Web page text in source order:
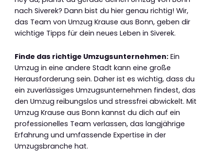
nach Siverek? Dann bist du hier genau richtig! Wir,
das Team von Umzug Krause aus Bonn, geben dir
wichtige Tipps für dein neues Leben in Siverek.
Finde das richtige Umzugsunternehmen: Ein
Umzug in eine andere Stadt kann eine große
Herausforderung sein. Daher ist es wichtig, dass du
ein zuverlässiges Umzugsunternehmen findest, das
den Umzug reibungslos und stressfrei abwickelt. Mit
Umzug Krause aus Bonn kannst du dich auf ein
professionelles Team verlassen, das langjährige
Erfahrung und umfassende Expertise in der
Umzugsbranche hat.